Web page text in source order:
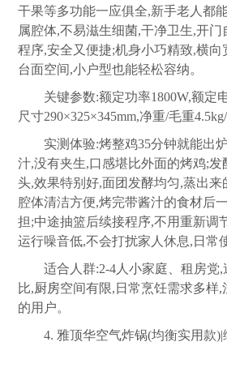
干果等多功能一应俱全,新手老人都
属腔体,不易滋生细菌,干净卫生,开
程序,安全又便捷;机身小巧精致,横向
台面空间,小户型也能轻松容纳。
关键参数:额定功率1800W,额定
尺寸290×325×345mm,净重/毛重4.5kg/
实测体验:烤整鸡35分钟就能出
汁,没有夹生,口感堪比外面的烤鸡;发
头,效果特别好,面团发酵均匀,蒸出
腔体清洁方便,烤完带酱汁的食材后
担;中途抽篮后续接程序,不用重新调
运行噪音低,不会打扰家人休息,日常
适合人群:2-4人小家庭、租房党
比,厨房空间有限,日常烹饪需求多样
的用户。
4. 雅顶华空气炸锅(均衡实用款)|